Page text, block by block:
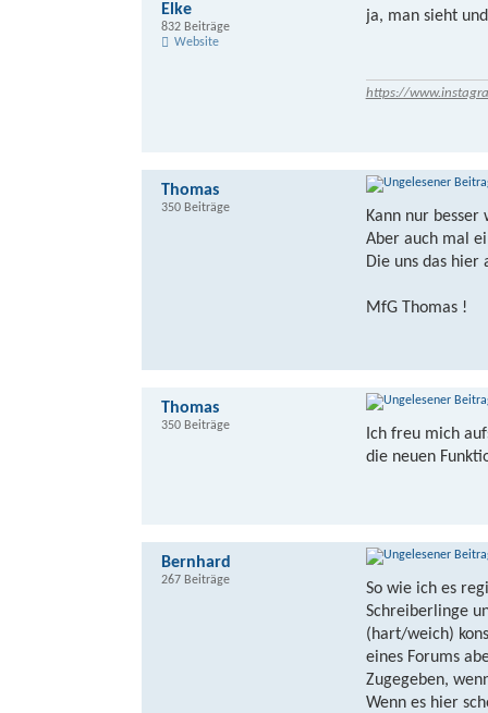
ja, man sieht
https://
Elke
832 Beiträge
Website
Kann nur
Aber auch mal
Die uns das hier
MfG Thomas !
Thomas
350 Beiträge
Ich freu mich
die neuen
Thomas
350 Beiträge
So wie ich es
Schreiberlinge
(hart/weich)
eines Forums
Zugegeben,
Wenn es hier
Bernhard
267 Beiträge